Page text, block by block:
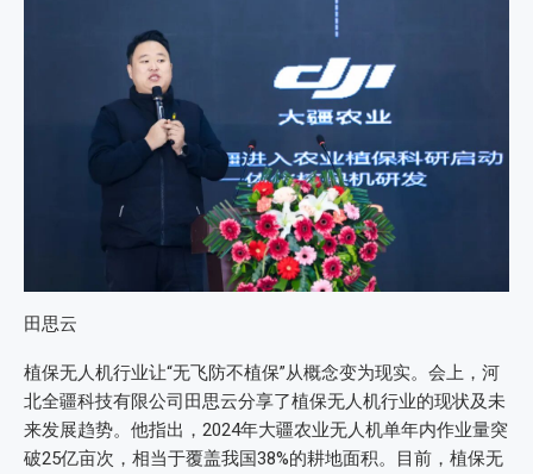
田思云
植保无人机行业让“无飞防不植保”从概念变为现实。会上，河
北全疆科技有限公司田思云分享了植保无人机行业的现状及未
来发展趋势。他指出，2024年大疆农业无人机单年内作业量突
破25亿亩次，相当于覆盖我国38%的耕地面积。目前，植保无